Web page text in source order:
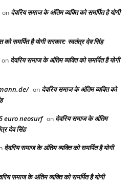
on देवरिय समाज के अंतिम व्यक्ति को समर्पित है योगी
को समर्पित है योगी सरकार: स्वतंत्र देव सिंह
on देवरिय समाज के अंतिम व्यक्ति को समर्पित है योगी
on देवरिय समाज के अंतिम व्यक्ति को
euro neosurf on देवरिय समाज के अंतिम
देव सिंह
देवरिय समाज के अंतिम व्यक्ति को समर्पित है योगी
समाज के अंतिम व्यक्ति को समर्पित है योगी